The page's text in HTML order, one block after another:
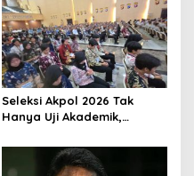
Seleksi Akpol 2026 Tak
Hanya Uji Akademik,
Penilaian